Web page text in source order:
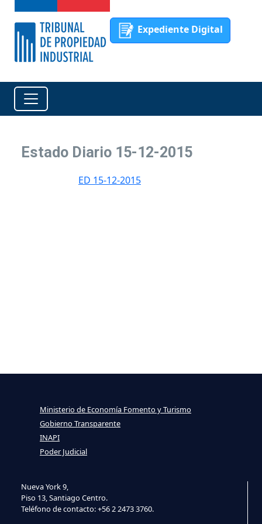
Expediente Digital
Estado Diario 15-12-2015
ED 15-12-2015
Nueva York 9,
Piso 13, Santiago Centro.
Teléfono de contacto: +56 2 2473 3760.
Ministerio de Economía Fomento y Turismo
Gobierno Transparente
INAPI
Poder Judicial